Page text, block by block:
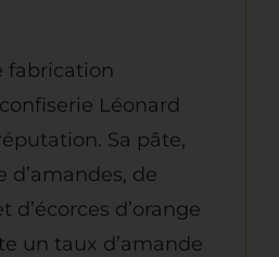
fabrication
Léonard
Sa pâte,
d’amandes, de
d’écorces d’orange
un taux d’amande